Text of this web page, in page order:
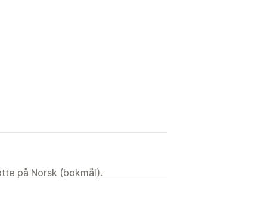
på Norsk (bokmål).